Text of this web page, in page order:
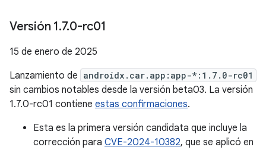
Versión 1.7.0-rc01
15 de enero de 2025
Lanzamiento de androidx.car.app:app-*:1.7.0-rc01
sin cambios notables desde la versión beta03. La versión
1.7.0-rc01 contiene estas confirmaciones.
Esta es la primera versión candidata que incluye la
corrección para CVE-2024-10382, que se aplicó en